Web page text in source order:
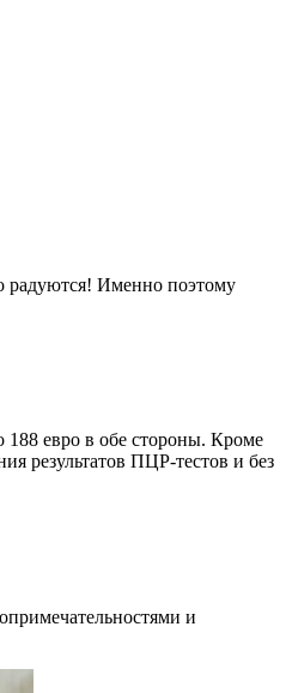
радуются! Именно поэтому
188 евро в обе стороны. Кроме
результатов ПЦР-тестов и без
и